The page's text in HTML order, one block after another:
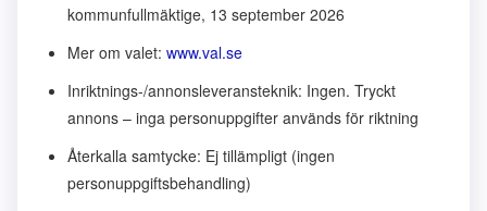
kommunfullmäktige, 13 september 2026
Mer om valet: www.val.se
Inriktnings-/annonsleveransteknik: Ingen. Tryckt
annons – inga personuppgifter används för riktning
Återkalla samtycke: Ej tillämpligt (ingen
personuppgiftsbehandling)